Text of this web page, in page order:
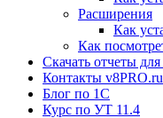
Расширения
Как
Как
Скачать отчеты
Контакты v8PRO.ru
Блог по 1С
Курс по УТ 11.4